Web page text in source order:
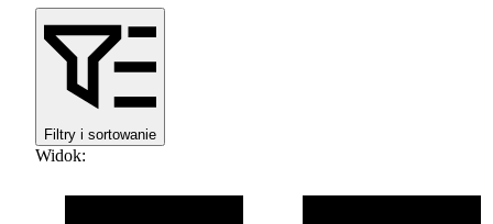
Filtry i sortowanie
Widok: